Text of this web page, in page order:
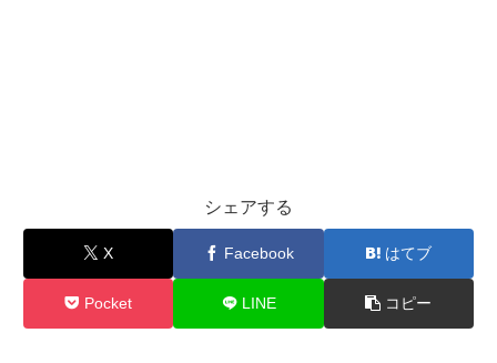
シェアする
X Facebook はてブ
Pocket LINE コピー